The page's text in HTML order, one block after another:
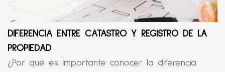
DIFERENCIA ENTRE CATASTRO Y REGISTRO DE LA
PROPIEDAD
¿Por qué es importante conocer la diferencia